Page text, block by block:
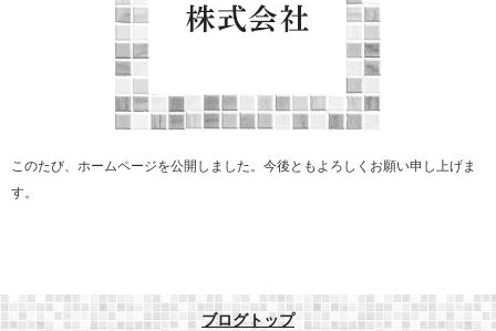
このたび、ホームページを公開しました。今後ともよろしくお願い申し上げま
す。
ブログトップ